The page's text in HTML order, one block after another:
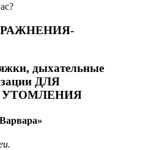
дыхательные
ДЛЯ
УТОМЛЕНИЯ